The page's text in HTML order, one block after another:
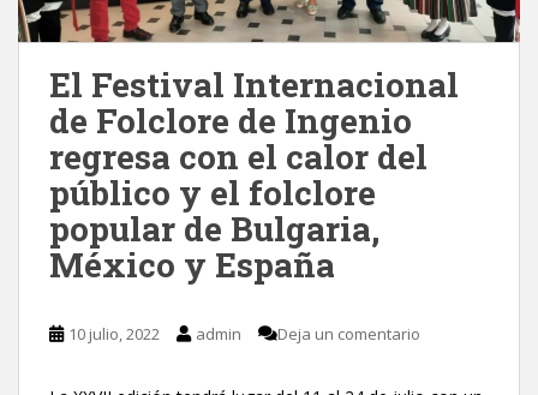
El Festival Internacional
de Folclore de Ingenio
regresa con el calor del
público y el folclore
popular de Bulgaria,
México y España
10 julio, 2022 admin Deja un comentario